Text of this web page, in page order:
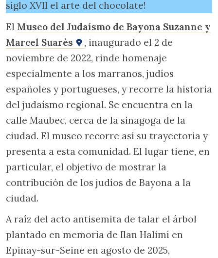
siglo XVII el arte del chocolate!
El Museo del Judaísmo de Bayona Suzanne y
Marcel Suarès
, inaugurado el 2 de
noviembre de 2022, rinde homenaje
especialmente a los marranos, judíos
españoles y portugueses, y recorre la historia
del judaísmo regional. Se encuentra en la
calle Maubec, cerca de la sinagoga de la
ciudad. El museo recorre así su trayectoria y
presenta a esta comunidad. El lugar tiene, en
particular, el objetivo de mostrar la
contribución de los judíos de Bayona a la
ciudad.
A raíz del acto antisemita de talar el árbol
plantado en memoria de Ilan Halimi en
Epinay-sur-Seine en agosto de 2025,